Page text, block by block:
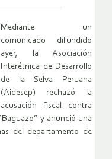
Mediante un
comunicado difundido
ayer, la Asociación
Interétnica de Desarrollo
de la Selva Peruana
(Aidesep) rechazó la
acusación fiscal contra
y anunció una
del departamento de